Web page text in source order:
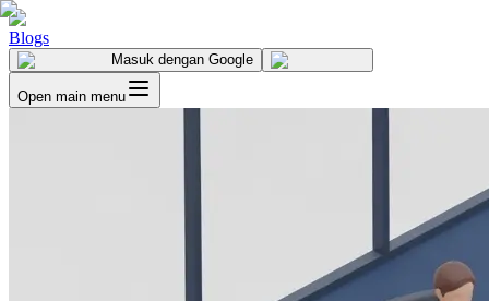
Blogs
Masuk dengan Google
Open main menu